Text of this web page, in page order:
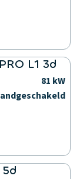
L1 3d
81 kW